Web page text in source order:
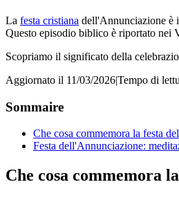
La festa cristiana dell'Annunciazione è
Questo episodio biblico è riportato nei
Scopriamo il significato della
Aggiornato il 11/03/2026|Tempo di
Sommaire
Che cosa commemora la festa
Festa dell'Annunciazione:
Che cosa commemora